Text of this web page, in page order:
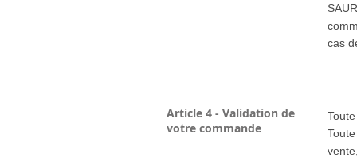
cas
Article 4 - Validation de
votre commande